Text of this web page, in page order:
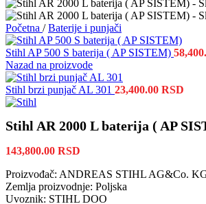
Početna / Baterije i punjači
Stihl AP 500 S baterija ( AP SISTEM)
Nazad na proizvode
Stihl brzi punjač AL 301 23,400.00 RSD
Stihl AR 2000 L baterija ( AP
143,800.00 RSD
Proizvođač: ANDREAS STIHL AG&Co.
Zemlja proizvodnje: Poljska
Uvoznik: STIHL DOO